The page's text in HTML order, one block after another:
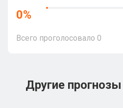
0%
Всего проголосовало 0
Другие прогнозы